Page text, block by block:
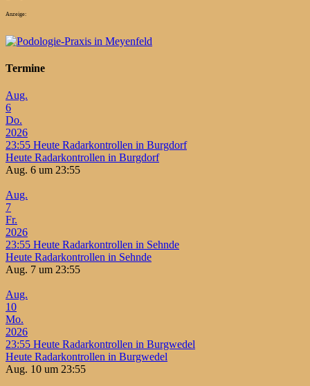
Anzeige:
Termine
Aug.
6
Do.
2026
23:55 Heute Radarkontrollen in Burgdorf
Heute Radarkontrollen in Burgdorf
Aug. 6 um 23:55
Aug.
7
Fr.
2026
23:55 Heute Radarkontrollen in Sehnde
Heute Radarkontrollen in Sehnde
Aug. 7 um 23:55
Aug.
10
Mo.
2026
23:55 Heute Radarkontrollen in Burgwedel
Heute Radarkontrollen in Burgwedel
Aug. 10 um 23:55